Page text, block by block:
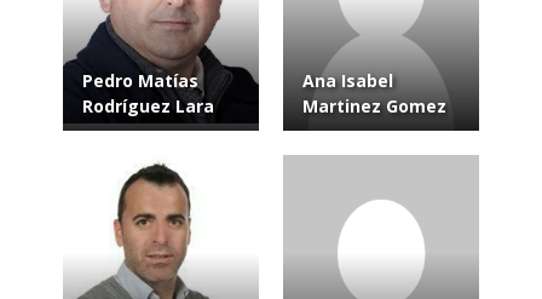
Pedro Matías
Rodríguez Lara
Ana Isabel
Martinez Gomez